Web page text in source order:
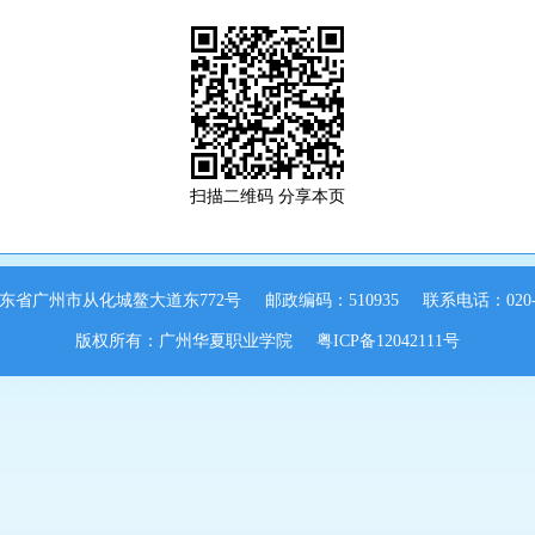
扫描二维码 分享本页
省广州市从化城鳌大道东772号 邮政编码：510935 联系电话：
版权所有：广州华夏职业学院 粤ICP备12042111号